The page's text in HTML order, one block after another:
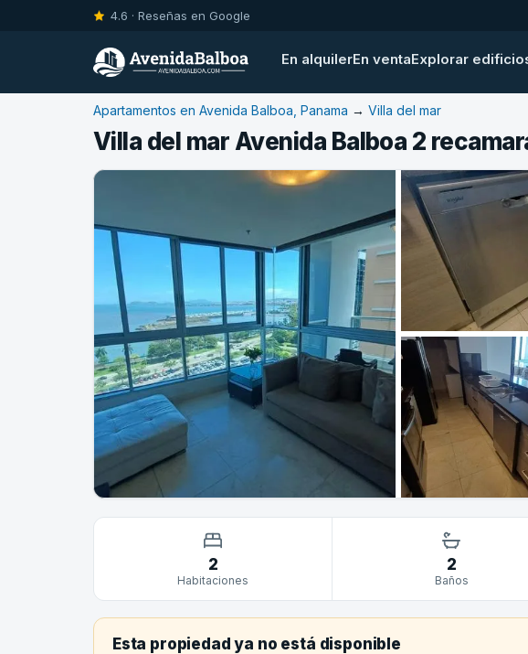
4.6 · Reseñas en Google
En alquilerEn ventaExplorar
Apartamentos en Avenida Balboa, Panama → Villa del mar
Villa del mar Avenida Balboa 2
2
Habitaciones
2
Baños
Esta propiedad ya no está disponible